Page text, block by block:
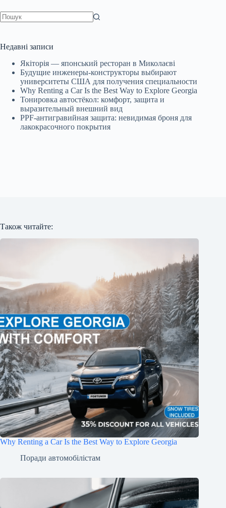
Недавні записи
Якіторія — японський ресторан в Миколаєві
Будущие инженеры‑конструкторы выбирают
университеты США для получения специальности
Why Renting a Car Is the Best Way to Explore Georgia
Тонировка автостёкол: комфорт, защита и
выразительный внешний вид
PPF-антигравийная защита: невидимая броня для
лакокрасочного покрытия
Також читайте:
Why Renting a Car Is the Best Way to Explore Georgia
Поради автомобілістам